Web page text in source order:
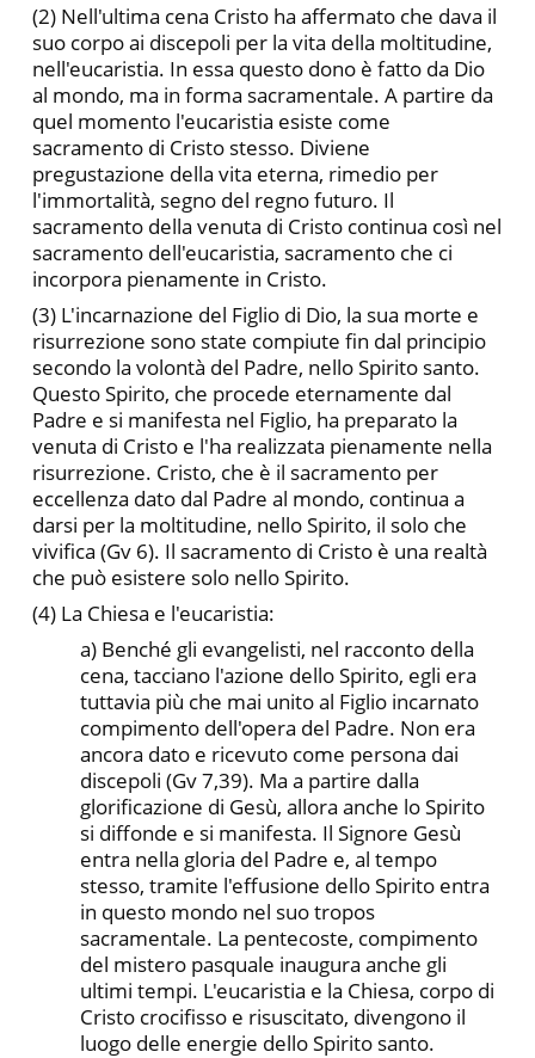
(2) Nell'ultima cena Cristo ha affermato che dava il
suo cor­po ai discepoli per la vita della moltitudine,
nell'eucaristia. In es­sa questo dono è fatto da Dio
al mondo, ma in forma sacramentale. A partire da
quel momento l'eucaristia esiste come
sacramento di Cristo stesso. Diviene
pregustazione della vita eterna, rimedio per
l'immortalità, segno del regno futuro. Il
sacramento della ve­nuta di Cristo continua così nel
sacramento dell'eucaristia, sacramento che ci
incorpora pienamente in Cristo.
(3) L'incarnazione del Figlio di Dio, la sua morte e
risurrezione sono state compiute fin dal principio
secondo la volontà del Padre, nello Spirito santo.
Questo Spirito, che procede eternamente dal
Padre e si manifesta nel Figlio, ha preparato la
venuta di Cristo e l'ha realizzata pienamente nella
risurrezione. Cristo, che è il sacramento per
eccellenza dato dal Padre al mondo, con­tinua a
darsi per la moltitudine, nello Spirito, il solo che
vivifica (Gv 6). Il sacramento di Cristo è una realtà
che può esistere solo nello Spirito.
(4) La Chiesa e l'eucaristia:
a) Benché gli evangelisti, nel rac­conto della
cena, tacciano l'azione dello Spirito, egli era
tuttavia più che mai unito al Figlio incarnato
compimento dell'opera del Padre. Non era
ancora dato e ricevuto come persona dai
disce­poli (Gv 7,39). Ma a partire dalla
glorificazione di Gesù, allora anche lo Spirito
si diffonde e si manifesta. Il Signore Gesù
entra nella gloria del Padre e, al tempo
stesso, tramite l'effusione del­lo Spirito entra
in questo mondo nel suo tropos
sacramentale. La pentecoste, compimento
del mistero pasquale inaugura anche gli
ultimi tempi. L'eucaristia e la Chiesa, corpo di
Cristo crocifis­so e risuscitato, divengono il
luogo delle energie dello Spirito santo.